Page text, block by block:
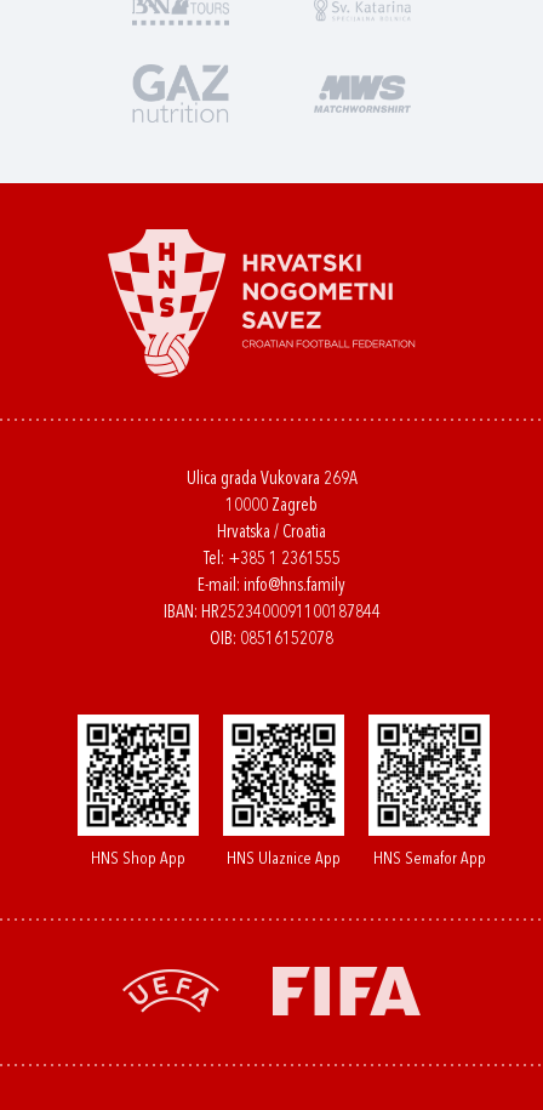
Ulica grada Vukovara 269A
10000 Zagreb
Hrvatska / Croatia
Tel: +385 1 2361555
E-mail: info@hns.family
IBAN: HR2523400091100187844
OIB: 08516152078
HNS Shop App HNS Ulaznice App HNS Semafor App